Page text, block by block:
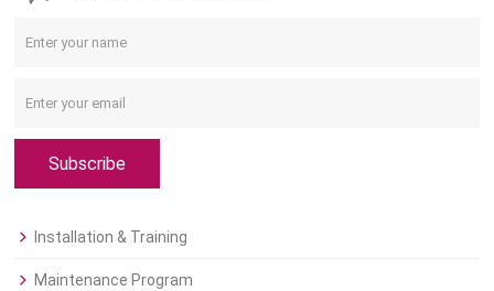
Subscribe
Installation & Training
Maintenance Program